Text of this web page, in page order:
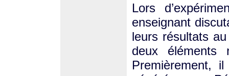
Lors
enseignant
leurs résultats
deux éléments
Premièrement,